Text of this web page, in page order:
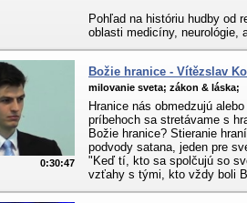
Pohľad na históriu hudby od
oblasti medicíny, neurológie,
0:30:47
Božie hranice - Vítězslav
milovanie sveta; zákon & láska;
Hranice nás obmedzujú
príbehoch sa stretávame s
Božie hranice? Stieranie
podvody satana, jeden pre
"Keď tí, kto sa spolčujú so
vzťahy s tými, kto vždy boli